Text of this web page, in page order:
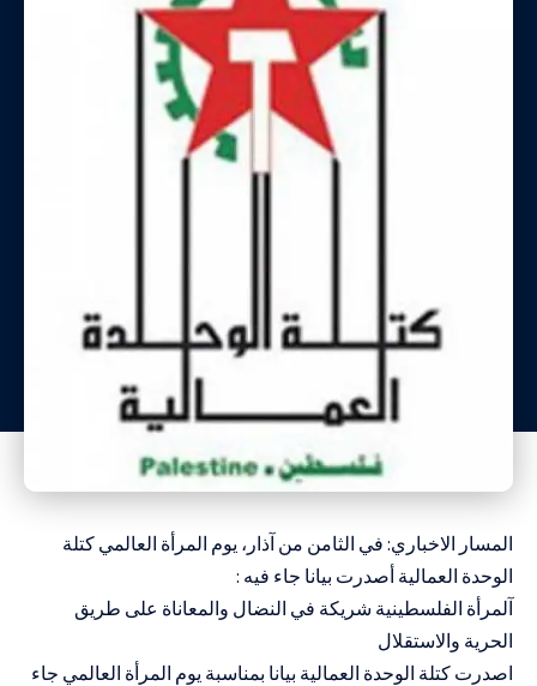
المسار الاخباري: في الثامن من آذار، يوم المرأة العالمي كتلة
الوحدة العمالية أصدرت بيانا جاء فيه :
آلمرأة الفلسطينية شريكة في النضال والمعاناة على طريق
الحرية والاستقلال
اصدرت كتلة الوحدة العمالية بيانا بمناسبة يوم المرأة العالمي جاء